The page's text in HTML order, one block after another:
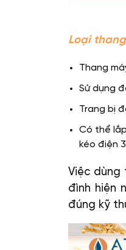
Loại
Thang
Sử dụng
Trang bị
Có thể
kéo điện
Việc dùng
đình hiện
đúng kỹ